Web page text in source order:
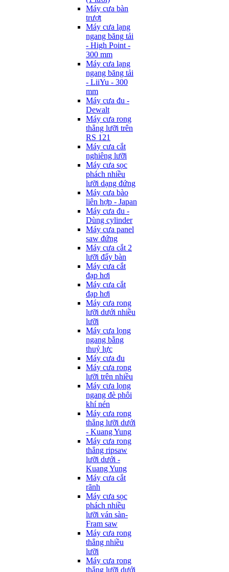
Máy cưa bàn
trượt
Máy cưa lạng
ngang băng tải
- High Point -
300 mm
Máy cưa lạng
ngang băng tải
- LiiYu - 300
mm
Máy cưa đu -
Dewalt
Máy cưa rong
thẳng lưỡi trên
RS 121
Máy cưa cắt
nghiêng lưỡi
Máy cưa sọc
phách nhiều
lưỡi dạng đứng
Máy cưa bào
liên hợp - Japan
Máy cưa đu -
Dùng cylinder
Máy cưa panel
saw đứng
Máy cưa cắt 2
lưỡi đẩy bàn
Máy cưa cắt
đạp hơi
Máy cưa cắt
đạp hơi
Máy cưa rong
lưỡi dưới nhiều
lưỡi
Máy cưa lọng
ngang bằng
thuỷ lực
Máy cưa đu
Máy cưa rong
lưỡi trên nhiều
Máy cưa lọng
ngang đè phôi
khí nén
Máy cưa rong
thẳng lưỡi dưới
- Kuang Yung
Máy cưa rong
thẳng ripsaw
lưỡi dưới -
Kuang Yung
Máy cưa cắt
rãnh
Máy cưa sọc
phách nhiều
lưỡi ván sàn-
Fram saw
Máy cưa rong
thẳng nhiều
lưỡi
Máy cưa rong
thẳng lưỡi dưới